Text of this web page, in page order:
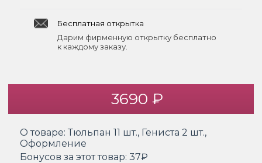
Бесплатная открытка
Дарим фирменную открытку бесплатно
к каждому заказу.
3690 ₽
О товаре: Тюльпан 11 шт., Гениста 2 шт.,
Оформление
Бонусов за этот товар: 37₽